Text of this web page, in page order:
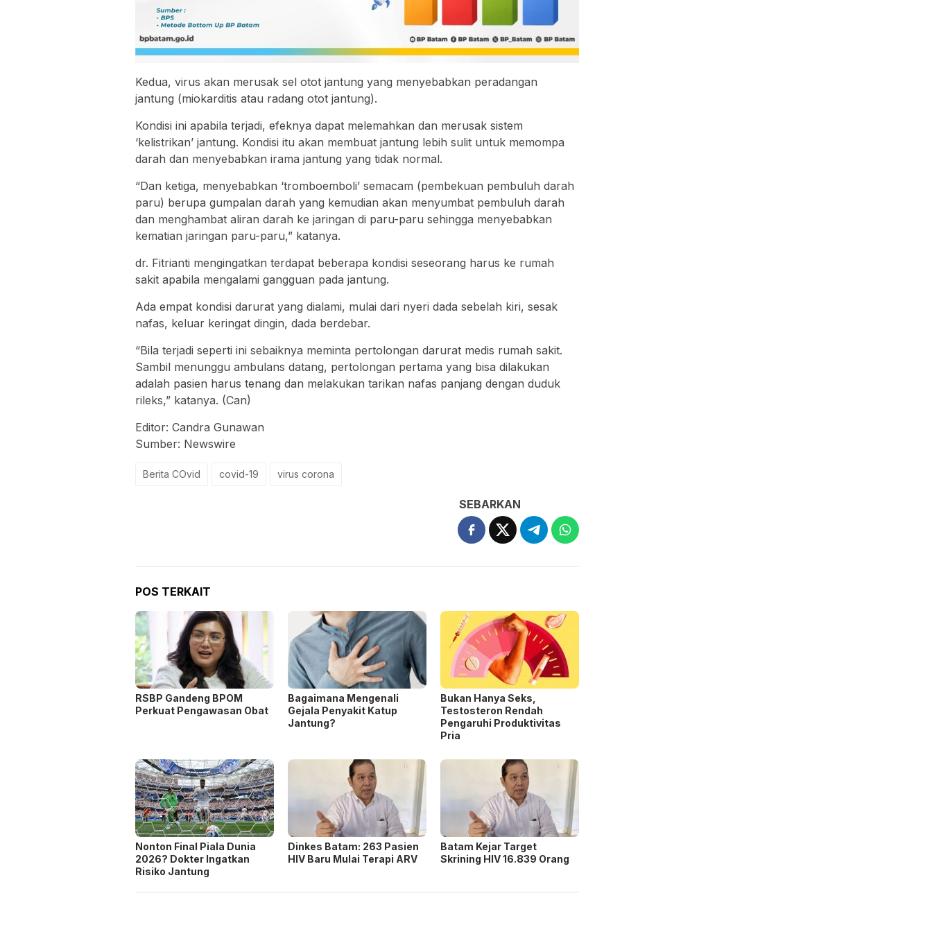
Kedua, virus akan merusak sel otot jantung yang menyebabkan peradangan
jantung (miokarditis atau radang otot jantung).
Kondisi ini apabila terjadi, efeknya dapat melemahkan dan merusak sistem
‘kelistrikan’ jantung. Kondisi itu akan membuat jantung lebih sulit untuk memompa
darah dan menyebabkan irama jantung yang tidak normal.
“Dan ketiga, menyebabkan ‘tromboemboli’ semacam (pembekuan pembuluh darah
paru) berupa gumpalan darah yang kemudian akan menyumbat pembuluh darah
dan menghambat aliran darah ke jaringan di paru-paru sehingga menyebabkan
kematian jaringan paru-paru,” katanya.
dr. Fitrianti mengingatkan terdapat beberapa kondisi seseorang harus ke rumah
sakit apabila mengalami gangguan pada jantung.
Ada empat kondisi darurat yang dialami, mulai dari nyeri dada sebelah kiri, sesak
nafas, keluar keringat dingin, dada berdebar.
“Bila terjadi seperti ini sebaiknya meminta pertolongan darurat medis rumah sakit.
Sambil menunggu ambulans datang, pertolongan pertama yang bisa dilakukan
adalah pasien harus tenang dan melakukan tarikan nafas panjang dengan duduk
rileks,” katanya. (Can)
Editor: Candra Gunawan
Sumber: Newswire
Berita COvid covid-19 virus corona
SEBARKAN
POS TERKAIT
RSBP Gandeng BPOM
Perkuat Pengawasan Obat
Bagaimana Mengenali
Gejala Penyakit Katup
Jantung?
Bukan Hanya Seks,
Testosteron Rendah
Pengaruhi Produktivitas
Pria
Nonton Final Piala Dunia
2026? Dokter Ingatkan
Risiko Jantung
Dinkes Batam: 263 Pasien
HIV Baru Mulai Terapi ARV
Batam Kejar Target
Skrining HIV 16.839 Orang